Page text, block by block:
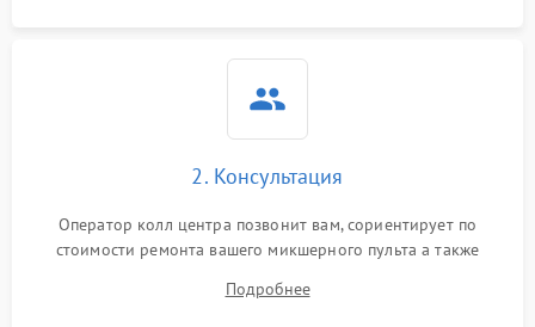
2. Консультация
Оператор колл центра позвонит вам, сориентирует по
стоимости ремонта вашего микшерного пульта а также
Подробнее